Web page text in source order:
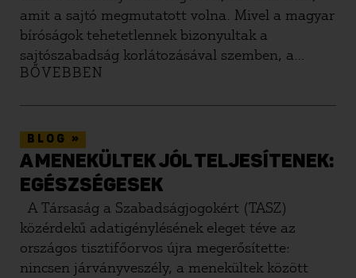
amit a sajtó megmutatott volna. Mivel a magyar
bíróságok tehetetlennek bizonyultak a
sajtószabadság korlátozásával szemben, a
strasbourgi Emberi Jogok Európai Bíróságához
BŐVEBBEN
BLOG »
A MENEKÜLTEK JÓL TELJESÍTENEK:
EGÉSZSÉGESEK
A Társaság a Szabadságjogokért (TASZ)
közérdekű adatigénylésének eleget téve az
országos tisztifőorvos újra megerősítette:
nincsen járványveszély, a menekültek között